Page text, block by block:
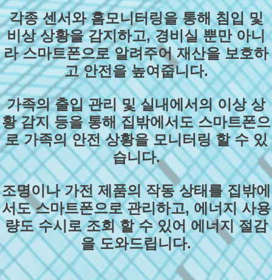
각종 센서와 홈모니터링을 통해 침입 및
비상 상황을 감지하고, 경비실 뿐만 아니
라 스마트폰으로 알려주어 재산을 보호하
고 안전을 높여줍니다.
가족의 출입 관리 및 실내에서의 이상 상
황 감지 등을 통해 집밖에서도 스마트폰으
로 가족의 안전 상황을 모니터링 할 수 있
습니다.
조명이나 가전 제품의 작동 상태를 집밖에
서도 스마트폰으로 관리하고, 에너지 사용
량도 수시로 조회 할 수 있어 에너지 절감
을 도와드립니다.